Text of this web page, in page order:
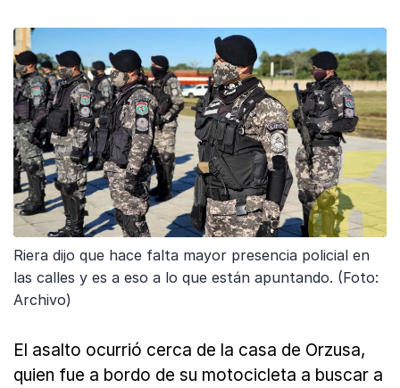
Riera dijo que hace falta mayor presencia policial en
las calles y es a eso a lo que están apuntando. (Foto:
Archivo)
El asalto ocurrió cerca de la casa de Orzusa,
quien fue a bordo de su motocicleta a buscar a